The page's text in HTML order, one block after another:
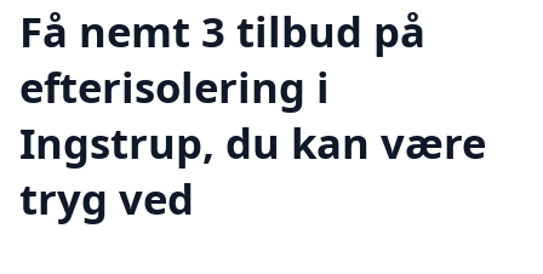
Få nemt 3 tilbud på
efterisolering i
Ingstrup, du kan være
tryg ved